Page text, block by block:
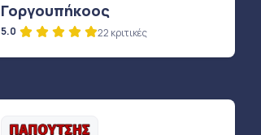
Γοργουπήκοος
5.0 22 κριτικές